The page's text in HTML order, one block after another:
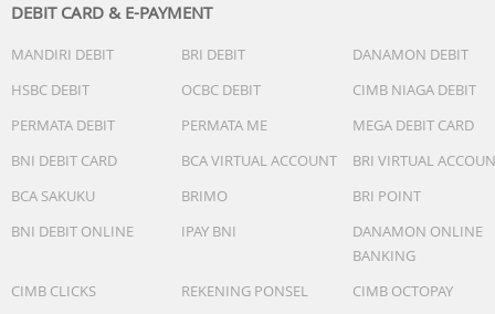
DEBIT CARD & E-PAYMENT
MANDIRI DEBIT BRI DEBIT
DANAMON DEBIT
HSBC DEBIT
OCBC DEBIT
CIMB NIAGA DEBIT
PERMATA DEBIT
PERMATA ME
MEGA DEBIT CARD
BNI DEBIT CARD
BCA VIRTUAL ACCOUNT
BRI VIRTUAL
BCA SAKUKU
BRIMO
BRI POINT
BNI DEBIT ONLINE
IPAY BNI
DANAMON ONLINE
BANKING
CIMB CLICKS
REKENING PONSEL
CIMB OCTOPAY